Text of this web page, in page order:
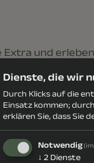
Extra und
Dienste, die wir
Durch Klicks auf die
Einsatz kommen;
erklären Sie, dass Sie
Notwendig
↓ 2 Dienste